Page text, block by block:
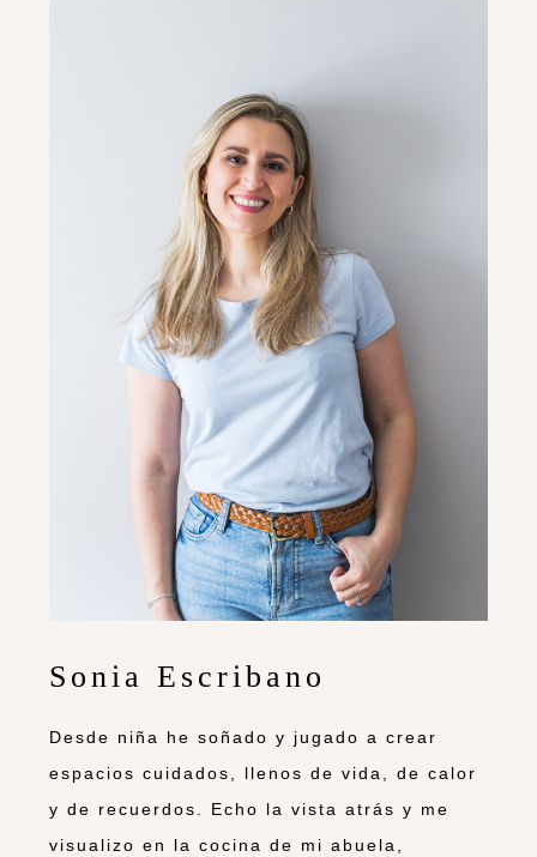
Sonia Escribano
Desde niña he soñado y jugado a crear
espacios cuidados, llenos de vida, de calor
y de recuerdos. Echo la vista atrás y me
visualizo en la cocina de mi abuela,